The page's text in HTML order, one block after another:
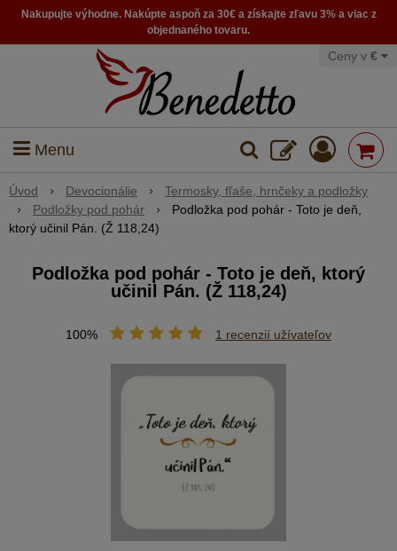
Nakupujte výhodne. Nakúpte aspoň za 30€ a získajte zľavu 3% a viac z
objednaného tovaru.
Menu
Ceny v €
Úvod Devocionálie
Termosky, fľaše, hrnčeky a podložky
Podložky pod pohár
Podložka pod pohár - Toto je deň,
ktorý učinil Pán. (Ž 118,24)
Podložka pod pohár - Toto je deň, ktorý
učinil Pán. (Ž 118,24)
100% 1 recenzií užívateľov